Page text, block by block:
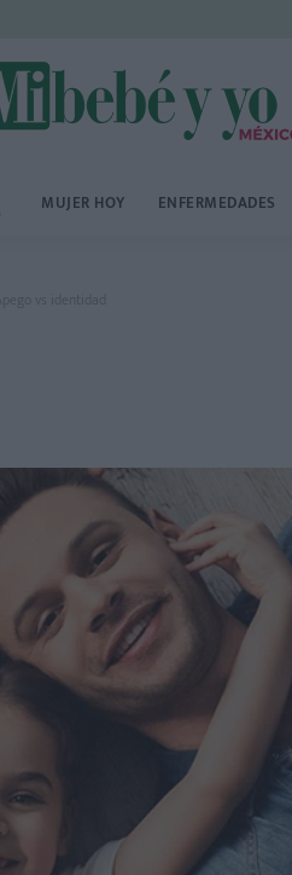
MUJER HOY ENFERMEDADES
vs identidad